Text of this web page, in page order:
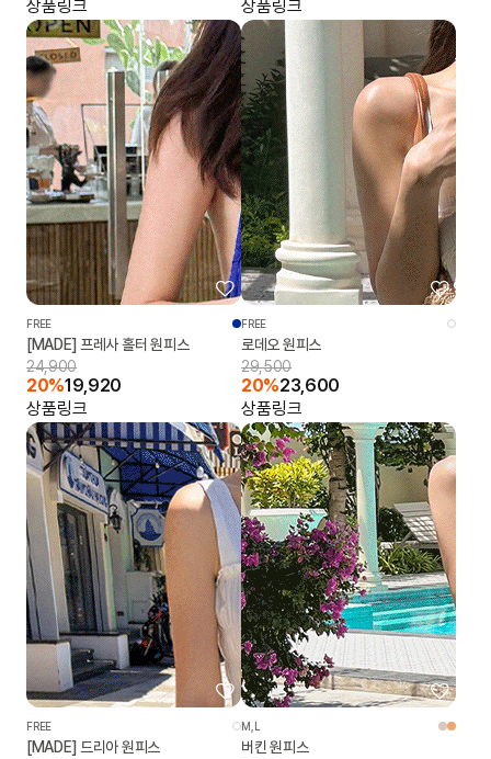
상품링크 상품링크
FREE
[MADE] 프레사 홀터 원피스
24,900
20%19,920
상품링크
FREE
로데오 원피스
29,500
20%23,600
상품링크
FREE
[MADE] 드리아 원피스
M,L
버킨 원피스